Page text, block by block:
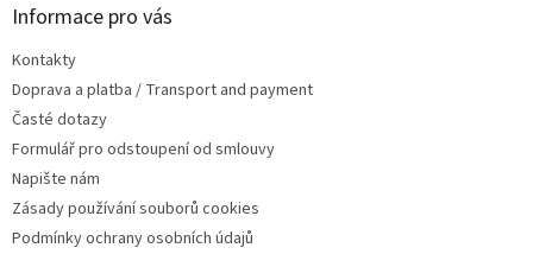
Informace pro vás
Kontakty
Doprava a platba / Transport and payment
Časté dotazy
Formulář pro odstoupení od smlouvy
Napište nám
Zásady používání souborů cookies
Podmínky ochrany osobních údajů